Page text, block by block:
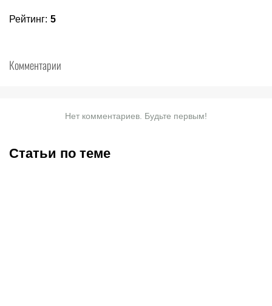
Рейтинг: 5
Комментарии
Нет комментариев. Будьте первым!
Статьи по теме